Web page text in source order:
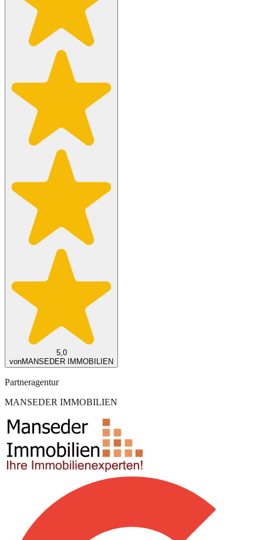
5,0
vonMANSEDER IMMOBILIEN
Partneragentur
MANSEDER IMMOBILIEN